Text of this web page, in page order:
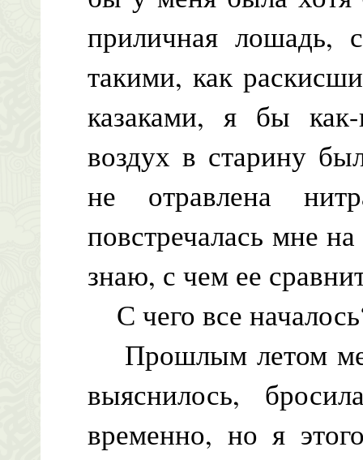
приличная лошадь,
такими, как
казаками, я бы
воздух в старину
не отравлена
повстречалась мне
знаю, с чем ее
С чего все
Прошлым летом
выяснилось,
временно, но я